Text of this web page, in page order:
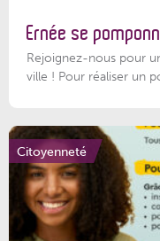
Ernée se
Rejoignez-nous pour
ville ! Pour réaliser un
Citoyenneté